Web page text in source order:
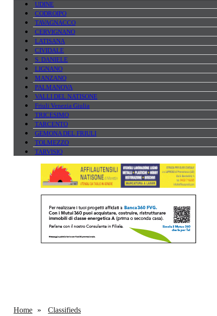
UDINE
CODROIPO
TAVAGNACCO
CERVIGNANO
LATISANA
CIVIDALE
S. DANIELE
LIGNANO
MANZANO
PALMANOVA
VALLI DEL NATISONE
Friuli Venezia Giulia
TRICESIMO
TARCENTO
GEMONA DEL FRIULI
TOLMEZZO
TARVISIO
Home Classifieds